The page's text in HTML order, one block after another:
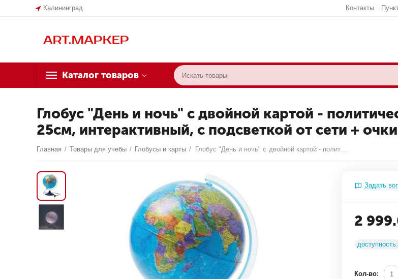
Калининград Контакты
Каталог товаров
Глобус "День и ночь" с двойной картой -
25см, интерактивный, с подсветкой от сети +
Главная / Товары для учебы / Глобусы и карты / Глобус "День и ночь" с двойной картой - политической и звездного неба Globen, 25см, интерактивный, с подсветкой от сети + очки виртуальной реальности
Задать
2
доступность:
Кол-во: